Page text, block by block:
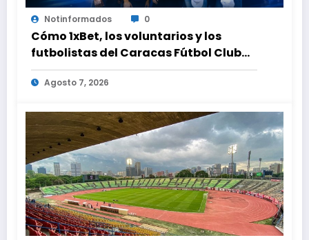
Notinformados 0
Cómo 1xBet, los voluntarios y los
futbolistas del Caracas Fútbol Club
juntaron fuerzas para ayudar a las
familias de Venezuela
Agosto 7, 2026